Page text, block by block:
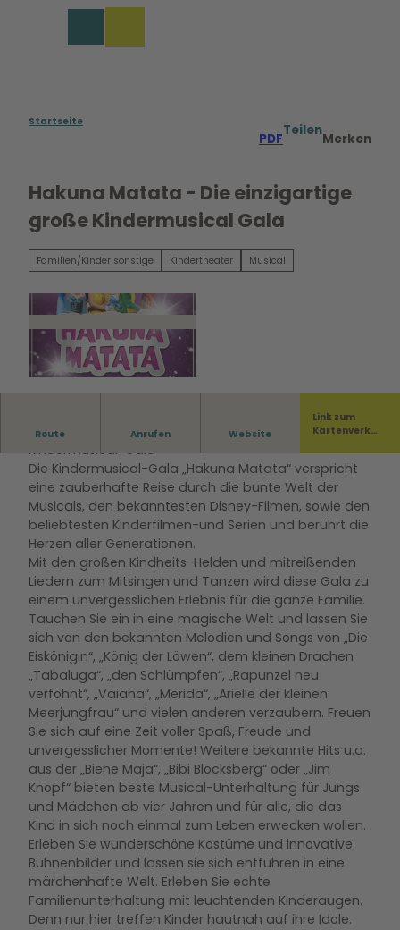
Startseite
PDF
Teilen
Merken
Hakuna Matata - Die einzigartige
große Kindermusical Gala
Familien/Kinder sonstige Kindertheater Musical
Route Anrufen Website
Link zum
Kartenverka
“Hakuna Matata” Die einzigartige große
Kindermusical-Gala
Die Kindermusical-Gala „Hakuna Matata“ verspricht
eine zauberhafte Reise durch die bunte Welt der
Musicals, den bekanntesten Disney-Filmen, sowie den
beliebtesten Kinderfilmen-und Serien und berührt die
Herzen aller Generationen.
Mit den großen Kindheits-Helden und mitreißenden
Liedern zum Mitsingen und Tanzen wird diese Gala zu
einem unvergesslichen Erlebnis für die ganze Familie.
Tauchen Sie ein in eine magische Welt und lassen Sie
sich von den bekannten Melodien und Songs von „Die
Eiskönigin“, „König der Löwen“, dem kleinen Drachen
„Tabaluga“, „den Schlümpfen“, „Rapunzel neu
verföhnt“, „Vaiana“, „Merida“, „Arielle der kleinen
Meerjungfrau“ und vielen anderen verzaubern. Freuen
Sie sich auf eine Zeit voller Spaß, Freude und
unvergesslicher Momente! Weitere bekannte Hits u.a.
aus der „Biene Maja“, „Bibi Blocksberg“ oder „Jim
Knopf“ bieten beste Musical-Unterhaltung für Jungs
und Mädchen ab vier Jahren und für alle, die das
Kind in sich noch einmal zum Leben erwecken wollen.
Erleben Sie wunderschöne Kostüme und innovative
Bühnenbilder und lassen sie sich entführen in eine
märchenhafte Welt. Erleben Sie echte
Familienunterhaltung mit leuchtenden Kinderaugen.
Denn nur hier treffen Kinder hautnah auf ihre Idole.